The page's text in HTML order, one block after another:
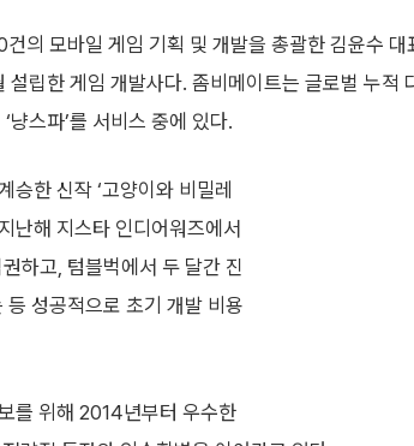
의 모바일 게임 기획 및 개발을 총괄한 김윤수
립한 게임 개발사다. 좀비메이트는 글로벌 누적
스파’를 서비스 중에 있다.
한 신작 ‘고양이와 비밀레
난해 지스타 인디어워즈에서
하고, 텀블벅에서 두 달간 진
성공적으로 초기 개발 비용
를 위해 2014년부터 우수한